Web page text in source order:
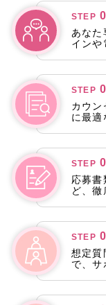
STEP
あなた
インや
STEP
カウン
に最適
STEP
応募書
ど、徹
STEP
想定質
で、サ